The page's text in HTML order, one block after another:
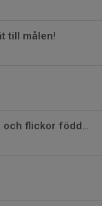
till målen!
Vi utökar 2020-lagen med pojkar och flickor födda 2021!